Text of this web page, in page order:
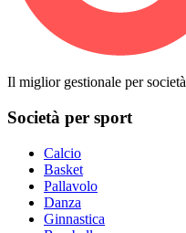
Il miglior gestionale per
Società per sport
Calcio
Basket
Pallavolo
Danza
Ginnastica